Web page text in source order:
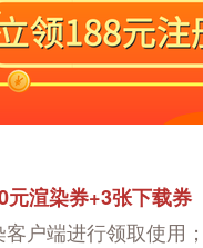
渲染券+3张下载券
户端进行领取使用；